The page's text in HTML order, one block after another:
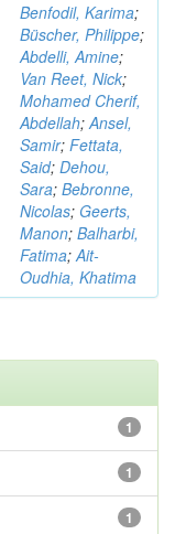
Benfodil, Karima;
Büscher, Philippe;
Abdelli, Amine;
Van Reet, Nick;
Mohamed Cherif,
Abdellah;Ansel,
Samir; Fettata,
Said; Dehou,
Sara; Bebronne,
Nicolas; Geerts,
Manon; Balharbi,
Fatima;Ait-
Oudhia, Khatima
1
1
1